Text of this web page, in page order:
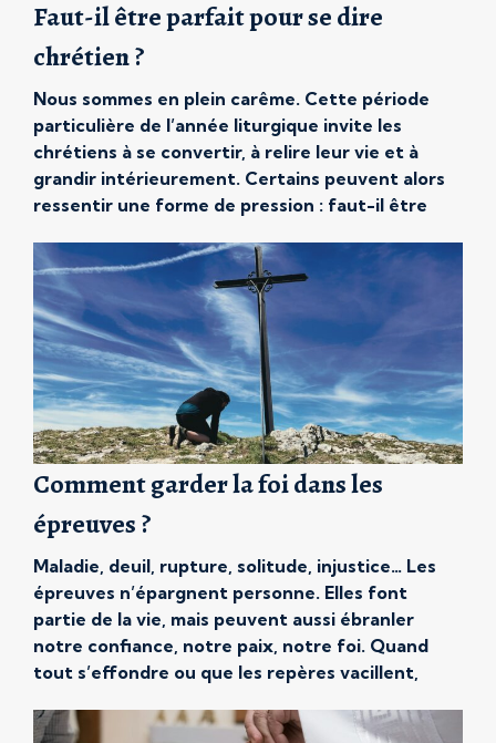
Faut-il être parfait pour se dire
chrétien ?
Nous sommes en plein carême. Cette période
particulière de l’année liturgique invite les
chrétiens à se convertir, à relire leur vie et à
grandir intérieurement. Certains peuvent alors
ressentir une forme de pression : faut-il être
devenir un parfait chrétien pour être digne de
l’Évangile ? La question […]
Comment garder la foi dans les
épreuves ?
Maladie, deuil, rupture, solitude, injustice… Les
épreuves n’épargnent personne. Elles font
partie de la vie, mais peuvent aussi ébranler
notre confiance, notre paix, notre foi. Quand
tout s’effondre ou que les repères vacillent,
toutefois encore en Dieu, en sa bonté, en sa